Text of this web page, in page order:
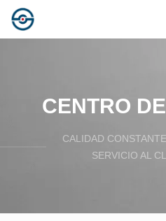
CENTRO
CALIDAD
SERVICIO AL